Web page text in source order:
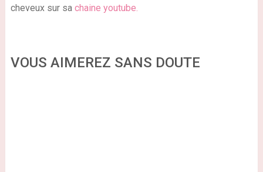
cheveux sur sa chaine youtube.
VOUS AIMEREZ SANS DOUTE